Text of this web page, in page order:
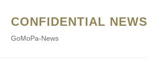
CONFIDENTIAL NEWS
GoMoPa-News